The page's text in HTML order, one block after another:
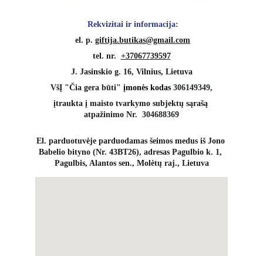
Rekvizitai ir informacija:
el. p. giftija.butikas@gmail.com
tel. nr. +37067739597
J. Jasinskio g. 16, Vilnius, Lietuva
VšĮ "Čia gera būti" įmonės kodas 306149349,
įtraukta į maisto tvarkymo subjektų sąrašą
atpažinimo Nr. 304688369
El. parduotuvėje parduodamas šeimos medus iš Jono
Babelio bityno (Nr. 43BT26), adresas Pagulbio k. 1,
Pagulbis, Alantos sen., Molėtų raj., Lietuva